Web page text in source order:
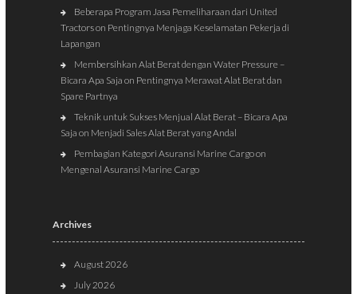
Beberapa Program Jasa Pemeliharaan dari United
Tractorson Pentingnya Menjaga Keselamatan Pekerja di
Lapangan
Membersihkan Alat Berat dengan Water Pressure –
Bicara Apa Saja on Pentingnya Merawat Alat Berat dan
Spare Partnya
Teknik untuk Sukses Menjual Alat Berat – Bicara Apa
Saja on Menjadi Sales Alat Berat yang Andal
Pembagian Kategori Asuransi Marine Cargoon
Mengenal Asuransi Marine Cargo
Archives
August 2026
July 2026